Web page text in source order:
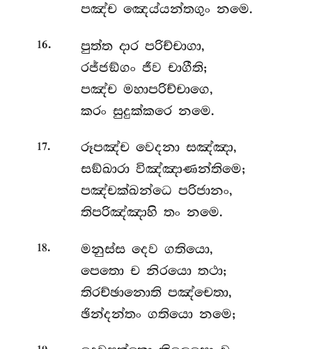
පඤ්ච ඤෙය්යන්තගුං නමෙ.
16.
පුත්ත දාර පරිච්චාගා,
රජ්ජඞ්ගං ජීව චාගීති;
පඤ්ච මහාපරිච්චාගෙ,
කරං සුදුක්කරෙ නමෙ.
17. රූපඤ්ච වෙදනා සඤ්ඤා,
සඞ්ඛාරා විඤ්ඤාණන්තිමෙ;
පඤ්චක්ඛන්ධෙ පරිජානං,
තිපරිඤ්ඤාහි තං නමෙ.
18.
මනුස්ස දෙව ගතියො,
පෙතො ච නිරයො තථා;
තිරච්ඡානොති පඤ්චෙතා,
ඡින්දන්තං ගතියො නමෙ;